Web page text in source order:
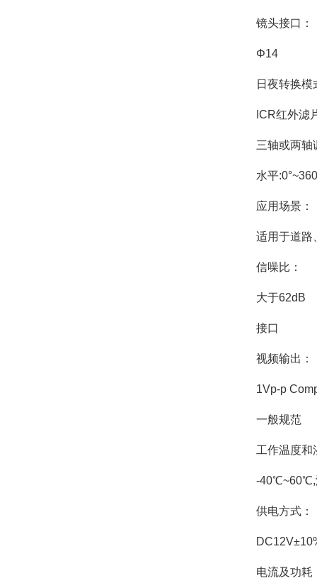
镜头接口：
Φ14
日夜转换模
ICR红外滤
三轴或两轴
水平
应用场景：
适用于道路
信噪比：
大于62dB
接口
视频输出：
1Vp-p
一般规范
工作温度和
-40℃~60℃,
供电方式：
电流及功耗